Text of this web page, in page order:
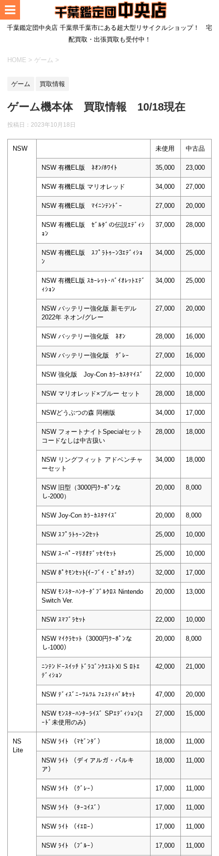
千葉鑑定団中央店 千葉県千葉市にある超大型リサイクルショップ！ 宅
配買取・出張買取も受付中！
HOME > ゲーム >
ゲーム 買取情報
ゲーム機本体 買取情報 10/18現在
投稿日： 2023年10月18日
NSW 未使用 中古品
NSW 有機EL版 ﾈｵﾝ/ﾎﾜｲﾄ 35,000 23,000
NSW 有機EL版 マリオレッド 34,000 27,000
NSW 有機EL版 ﾏｲﾆﾝﾃﾝﾄﾞｰ 27,000 20,000
NSW 有機EL版 ｾﾞﾙﾀﾞの伝説ｴﾃﾞｨｼ
ｮﾝ
37,000 28,000
NSW 有機EL版 ｽﾌﾟﾗﾄｩｰﾝ3ｴﾃﾞｨｼｮ
ﾝ
34,000 25,000
NSW 有機EL版 ｽｶｰﾚｯﾄ･ﾊﾞｲｵﾚｯﾄｴﾃﾞ
ｨｼｮﾝ
34,000 25,000
NSW バッテリー強化版 新モデル
2022年 ネオン/グレー
27,000 20,000
NSW バッテリー強化版 ﾈｵﾝ 28,000 16,000
NSW バッテリー強化版 ｸﾞﾚｰ 27,000 16,000
NSW 強化版 Joy-Con ｶﾗｰｶｽﾀﾏｲｽﾞ 22,000 10,000
NSW マリオレッド×ブルー セット 28,000 18,000
NSWどうぶつの森 同梱版 34,000 17,000
NSW フォートナイトSpecialセット
コードなしは中古扱い
28,000 18,000
NSW リングフィット アドベンチャ
ーセット
34,000 18,000
NSW 旧型（3000円ｸｰﾎﾟﾝな
し-2000）
20,000 8,000
NSW Joy-Con ｶﾗｰｶｽﾀﾏｲｽﾞ 20,000 8,000
NSW ｽﾌﾟﾗﾄｩｰﾝ2ｾｯﾄ 25,000 10,000
NSW ｽｰﾊﾟｰﾏﾘｵｵﾃﾞｯｾｲｾｯﾄ 25,000 10,000
NSW ﾎﾟｹﾓﾝｾｯﾄ(ｲｰﾌﾞｲ・ﾋﾟｶﾁｭｳ） 32,000 17,000
NSW ﾓﾝｽﾀｰﾊﾝﾀｰﾀﾞﾌﾞﾙｸﾛｽ Nintendo
Switch Ver.
20,000 13,000
NSW ｽﾏﾌﾞﾗｾｯﾄ 22,000 10,000
NSW ﾏｲｸﾗｾｯﾄ（3000円ｸｰﾎﾟﾝな
し-1000）
20,000 8,000
ﾆﾝﾃﾝドｰｽｲｯﾁ ﾄﾞﾗｺﾞﾝｸｴｽﾄⅪ S ﾛﾄｴ
ﾃﾞｨｼｮﾝ
42,000 21,000
NSW ﾃﾞｨｽﾞﾆｰﾂﾑﾂﾑ ﾌｪｽﾃｨﾊﾞﾙｾｯﾄ 47,000 20,000
NSW ﾓﾝｽﾀｰﾊﾝﾀｰﾗｲｽﾞ SPｴﾃﾞｨｼｮﾝ(ｺ
ｰﾄﾞ未使用のみ)
27,000 15,000
NS
Lite
NSW ﾗｲﾄ （ﾏｾﾞﾝﾀﾞ） 18,000 11,000
NSW ﾗｲﾄ （ディアルガ・パルキ
ア）
18,000 11,000
NSW ﾗｲﾄ （ｸﾞﾚｰ） 17,000 11,000
NSW ﾗｲﾄ （ﾀｰｺｲｽﾞ） 17,000 11,000
NSW ﾗｲﾄ （ｲｴﾛｰ） 17,000 11,000
NSW ﾗｲﾄ （ﾌﾞﾙｰ） 17,000 11,000